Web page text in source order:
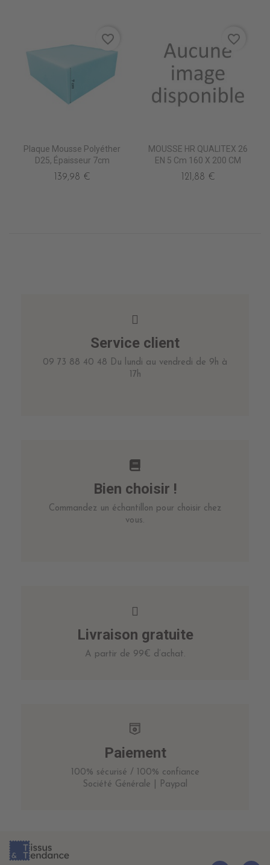
Plaque Mousse Polyéther
D25, Épaisseur 7cm
139,98 €
favorite_border
MOUSSE HR QUALITEX 26
EN 5 Cm 160 X 200 CM
121,88 €
favorite_border
Service client
09 73 88 40 48 Du lundi au vendredi de 9h à
17h
Bien choisir !
Commandez un échantillon pour choisir chez
vous.
Livraison gratuite
A partir de 99€ d’achat.
Paiement
100% sécurisé / 100% confiance
Société Générale | Paypal